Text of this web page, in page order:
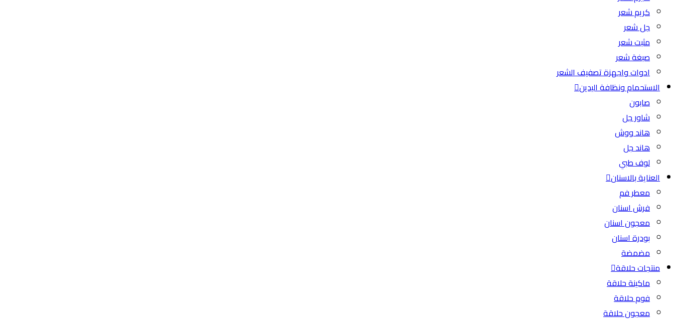
كريم شعر
جل شعر
مثبت شعر
صبغة شعر
ادوات واجهزة تصفيف الشعر
الاستحمام ونظافة اليدين
صابون
شاور جل
هاند ووش
هاند جل
لوف طبي
العناية بالاسنان
معطر فم
فرش اسنان
معجون اسنان
بودرة اسنان
مضمضة
منتجات حلاقة
ماكينة حلاقة
فوم حلاقة
معجون حلاقة